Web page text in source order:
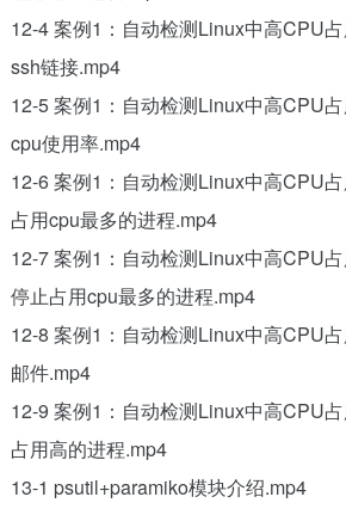
12-4 案例1：自动检测Linux中高CPU
ssh链接.mp4
12-5 案例1：自动检测Linux中高CPU
cpu使用率.mp4
12-6 案例1：自动检测Linux中高CPU
占用cpu最多的进程.mp4
12-7 案例1：自动检测Linux中高CPU
停止占用cpu最多的进程.mp4
12-8 案例1：自动检测Linux中高CPU
邮件.mp4
12-9 案例1：自动检测Linux中高CPU
占用高的进程.mp4
13-1 psutil+paramiko模块介绍.mp4